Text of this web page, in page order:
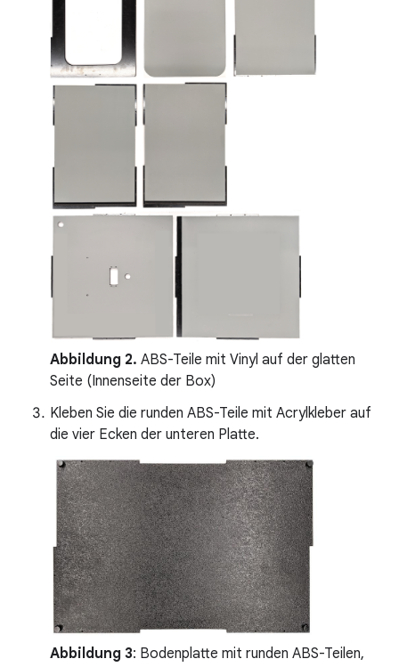
Abbildung 2. ABS-Teile mit Vinyl auf der glatten
Seite (Innenseite der Box)
Kleben Sie die runden ABS-Teile mit Acrylkleber auf
die vier Ecken der unteren Platte.
Abbildung 3: Bodenplatte mit runden ABS-Teilen,